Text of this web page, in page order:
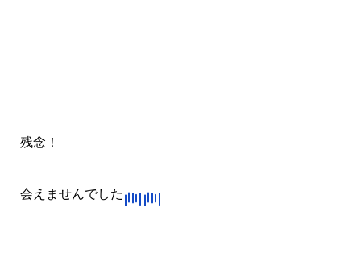
残念！
会えませんでした